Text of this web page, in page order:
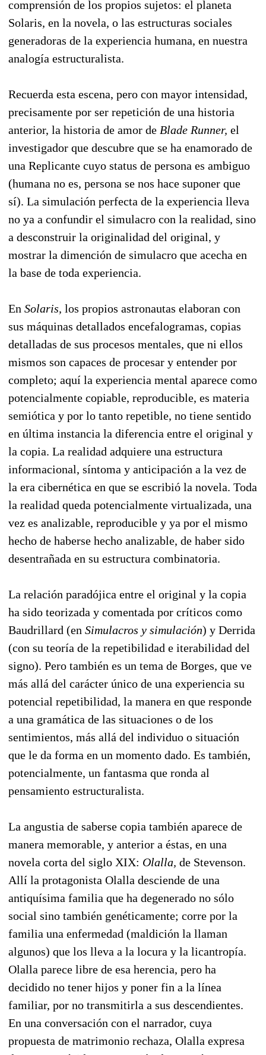
comprensión de los propios sujetos: el planeta
Solaris, en la novela, o las estructuras sociales
generadoras de la experiencia humana, en nuestra
analogía estructuralista.
Recuerda esta escena, pero con mayor intensidad,
precisamente por ser repetición de una historia
anterior, la historia de amor de Blade Runner, el
investigador que descubre que se ha enamorado de
una Replicante cuyo status de persona es ambiguo
(humana no es, persona se nos hace suponer que
sí). La simulación perfecta de la experiencia lleva
no ya a confundir el simulacro con la realidad, sino
a desconstruir la originalidad del original, y
mostrar la dimención de simulacro que acecha en
la base de toda experiencia.
En Solaris, los propios astronautas elaboran con
sus máquinas detallados encefalogramas, copias
detalladas de sus procesos mentales, que ni ellos
mismos son capaces de procesar y entender por
completo; aquí la experiencia mental aparece como
potencialmente copiable, reproducible, es materia
semiótica y por lo tanto repetible, no tiene sentido
en última instancia la diferencia entre el original y
la copia. La realidad adquiere una estructura
informacional, síntoma y anticipación a la vez de
la era cibernética en que se escribió la novela. Toda
la realidad queda potencialmente virtualizada, una
vez es analizable, reproducible y ya por el mismo
hecho de haberse hecho analizable, de haber sido
desentrañada en su estructura combinatoria.
La relación paradójica entre el original y la copia
ha sido teorizada y comentada por críticos como
Baudrillard (en Simulacros y simulación) y Derrida
(con su teoría de la repetibilidad e iterabilidad del
signo). Pero también es un tema de Borges, que ve
más allá del carácter único de una experiencia su
potencial repetibilidad, la manera en que responde
a una gramática de las situaciones o de los
sentimientos, más allá del individuo o situación
que le da forma en un momento dado. Es también,
potencialmente, un fantasma que ronda al
pensamiento estructuralista.
La angustia de saberse copia también aparece de
manera memorable, y anterior a éstas, en una
novela corta del siglo XIX: Olalla, de Stevenson.
Allí la protagonista Olalla desciende de una
antiquísima familia que ha degenerado no sólo
social sino también genéticamente; corre por la
familia una enfermedad (maldición la llaman
algunos) que los lleva a la locura y la licantropía.
Olalla parece libre de esa herencia, pero ha
decidido no tener hijos y poner fin a la línea
familiar, por no transmitirla a sus descendientes.
En una conversación con el narrador, cuya
propuesta de matrimonio rechaza, Olalla expresa